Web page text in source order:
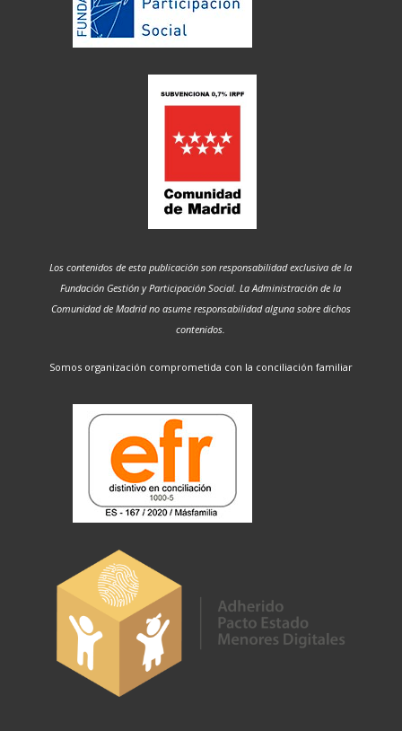
Los contenidos de esta publicación son responsabilidad exclusiva de la
Fundación Gestión y Participación Social. La Administración de la
Comunidad de Madrid no asume responsabilidad alguna sobre dichos
contenidos.
Somos organización comprometida con la conciliación familiar